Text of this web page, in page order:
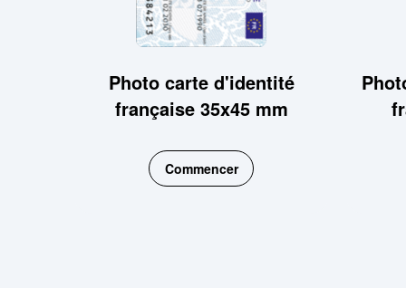
Photo carte d'identité
française 35x45 mm
Commencer